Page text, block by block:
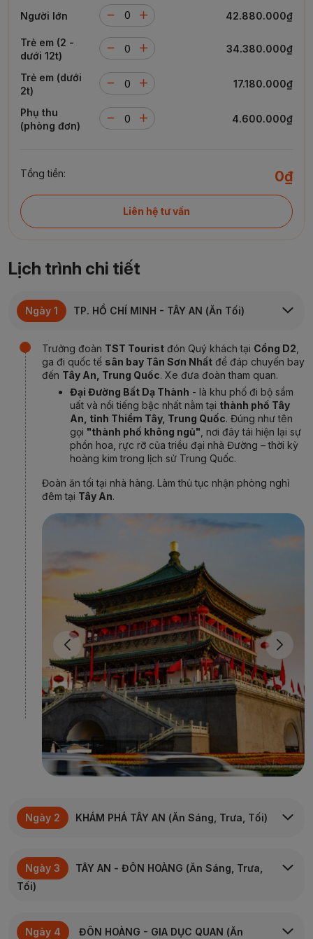
Người lớn 42.880.000₫
Trẻ em (2 -
dưới 12t)
34.380.000₫
Trẻ em (dưới
2t)
17.180.000₫
Phụ thu
(phòng đơn)
4.600.000₫
Tổng tiền: 0₫
Liên hệ tư vấn
Lịch trình chi tiết
Ngày 1 TP. HỒ CHÍ MINH - TÂY AN (Ăn Tối)
Trưởng đoàn TST Tourist đón Quý khách tại Cổng D2
ga đi quốc tế sân bay Tân Sơn Nhất để đáp chuyến bay
đến Tây An, Trung Quốc. Xe đưa đoàn tham quan.
Đại Đường Bất Dạ Thành - là khu phố đi bộ sầm
uất và nổi tiếng bậc nhất nằm tại thành phố Tây
An, tỉnh Thiểm Tây, Trung Quốc. Đúng như tên
gọi "thành phố không ngủ" , nơi đây tái hiện lại sự
phồn hoa, rực rỡ của triều đại nhà Đường – thời kỳ
hoàng kim trong lịch sử Trung Quốc.
Đoàn ăn tối tại nhà hàng. Làm thủ tục nhận phòng nghỉ
đêm tại Tây An.
Ngày 2 KHÁM PHÁ TÂY AN (Ăn Sáng, Trưa, Tối)
Đoàn ăn sáng tại khách sạn. Xe đưa đoàn khởi hành
tham quan:
minh chứng cho quyền lực tối thượng của vị hoàng
Ngày 3
TÂY AN - ĐÔN HOÀNG (Ăn Sáng, Trưa,
Tối)
Đoàn ăn sáng và trả phòng. Xe đưa đoàn ra sân bay để
làm thủ tục chuyến bay đến Đôn Hoàng .
Ngày 4 ĐÔN HOÀNG - GIA DỤC QUAN (Ăn